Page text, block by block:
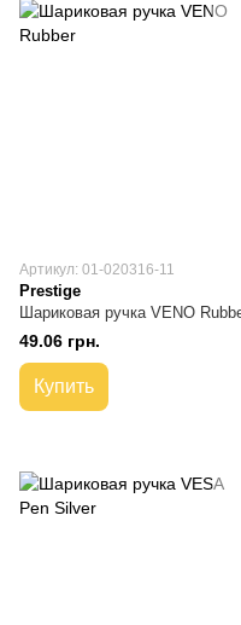
Артикул: 01-020316-11
Prestige
Шариковая ручка VENO
49.06 грн.
Купить